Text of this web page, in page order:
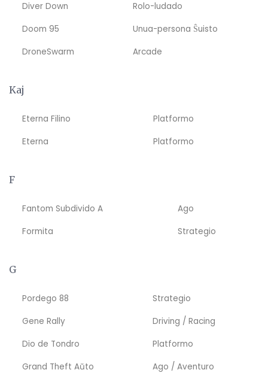
Diver Down
Rolo-ludado
Doom 95
Unua-persona Ŝuisto
DroneSwarm
Arcade
Kaj
Eterna Filino
Platformo
Eterna
Platformo
F
Fantom Subdivido A
Ago
Formita
Strategio
G
Pordego 88
Strategio
Gene Rally
Driving / Racing
Dio de Tondro
Platformo
Grand Theft Aŭto
Ago / Aventuro